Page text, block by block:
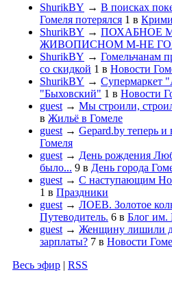
ShurikBY → В поисках
Гомеля потерялся 1 в
ShurikBY → ПОХАБНОЕ
ЖИВОПИСНОМ М-НЕ
ShurikBY → Гомельчанам
со скидкой 1 в Новости
ShurikBY → Супермаркет
"Быховский" 1 в Новости
guest → Мы строили,
в Жильё в Гомеле
guest → Gepard.by теперь и
Гомеля
guest → День рождения
было... 9 в День города
guest → С наступающим
1 в Праздники
guest → ЛОЕВ. Золотое
Путеводитель. 6 в Блог им.
guest → Женщину лишили
зарплаты? 7 в Новости
Весь эфир | RSS